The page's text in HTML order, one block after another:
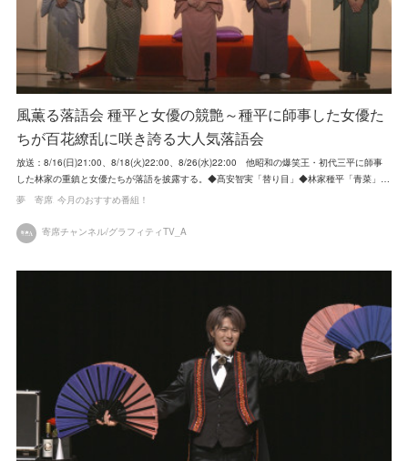
風薫る落語会 種平と女優の競艶～種平に師事した女優た
ちが百花繚乱に咲き誇る大人気落語会
放送：8/16(日)21:00、8/18(火)22:00、8/26(水)22:00 他昭和の爆笑王・初代三平に師事
した林家の重鎮と女優たちが落語を披露する。◆髙安智実「替り目」◆林家種平「青菜」…
夢 寄席 今月のおすすめ番組！
寄席チャンネル/グラフィティTV_A